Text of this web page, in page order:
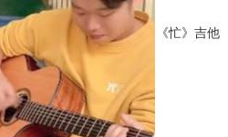
《忙》吉他